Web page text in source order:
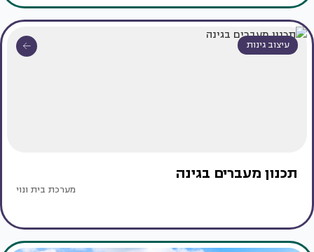
עיצוב גינות
תכנון מעברים בגינה
מערכת בית ונוי